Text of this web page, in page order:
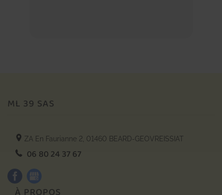
ML 39 SAS
ZA En Faurianne 2, 01460 BEARD-GEOVREISSIAT
06 80 24 37 67